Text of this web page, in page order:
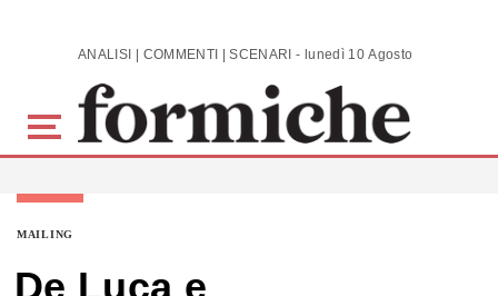
Skip to main content ANALISI | COMMENTI | SCENARI - lunedì 10 Agosto 2026
MAILING
De Luca e